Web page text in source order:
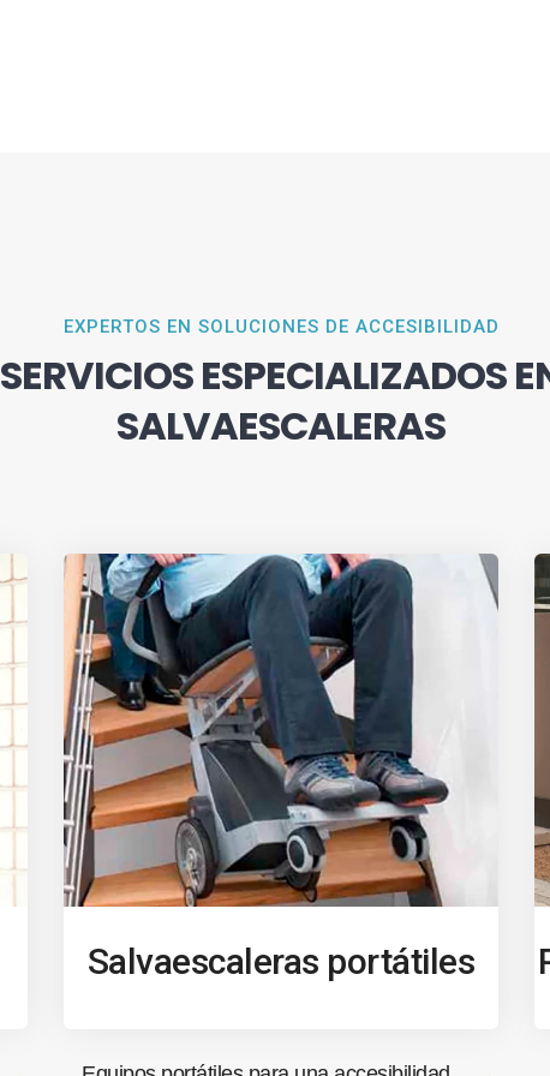
EXPERTOS EN SOLUCIONES DE ACCESIBILIDAD
SERVICIOS ESPECIALIZADOS
SALVAESCALERAS
Salvaescaleras portátiles